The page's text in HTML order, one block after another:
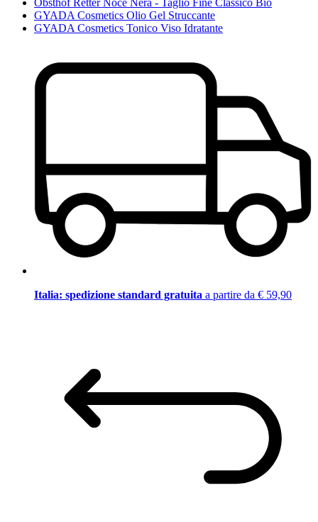
Obsthof Retter Noce Nera - Taglio Fine Classico Bio
GYADA Cosmetics Olio Gel Struccante
GYADA Cosmetics Tonico Viso Idratante
Italia: spedizione standard gratuita a partire da € 59,90